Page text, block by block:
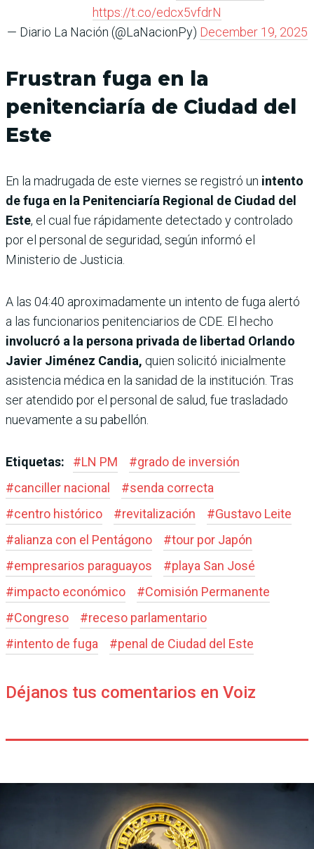
https://t.co/edcx5vfdrN
— Diario La Nación (@LaNacionPy) December 19, 2025
Frustran fuga en la
penitenciaría de Ciudad del
Este
En la madrugada de este viernes se registró un intento
de fuga en la Penitenciaría Regional de Ciudad del
Este, el cual fue rápidamente detectado y controlado
por el personal de seguridad, según informó el
Ministerio de Justicia.
A las 04:40 aproximadamente un intento de fuga alertó
a las funcionarios penitenciarios de CDE. El hecho
involucró a la persona privada de libertad Orlando
Javier Jiménez Candia, quien solicitó inicialmente
asistencia médica en la sanidad de la institución. Tras
ser atendido por el personal de salud, fue trasladado
nuevamente a su pabellón.
Etiquetas: #LN PM #grado de inversión
#canciller nacional #senda correcta
#centro histórico #revitalización #Gustavo Leite
#alianza con el Pentágono #tour por Japón
#empresarios paraguayos #playa San José
#impacto económico #Comisión Permanente
#Congreso #receso parlamentario
#intento de fuga #penal de Ciudad del Este
Déjanos tus comentarios en Voiz